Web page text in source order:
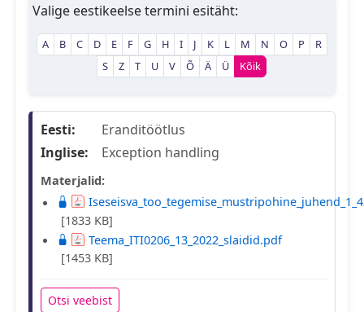
Valige eestikeelse termini esitäht:
A B C D E F G H I J K L M N O P
R
S
Z T U V Õ Ä Ü Kõik
Eesti:
Eranditöötlus
Inglise:
Exception handling
Materjalid:
[1833 KB]
Teema_ITI0206_13_2022_slaidid.pdf
[1453 KB]
Otsi veebist